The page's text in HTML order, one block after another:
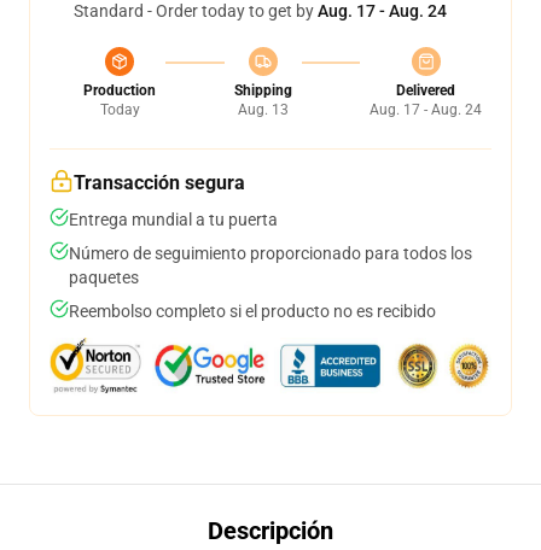
Standard - Order today to get byAug. 17 - Aug. 24
Production
Today
Shipping
Aug. 13
Delivered
Aug. 17 - Aug. 24
Transacción segura
Entrega mundial a tu puerta
Número de seguimiento proporcionado para todos los
paquetes
Reembolso completo si el producto no es recibido
Descripción